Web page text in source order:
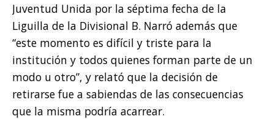
Juventud Unida por la séptima fecha de la
Liguilla de la Divisional B. Narró además que
“este momento es difícil y triste para la
institución y todos quienes forman parte de un
modo u otro”, y relató que la decisión de
retirarse fue a sabiendas de las consecuencias
que la misma podría acarrear.